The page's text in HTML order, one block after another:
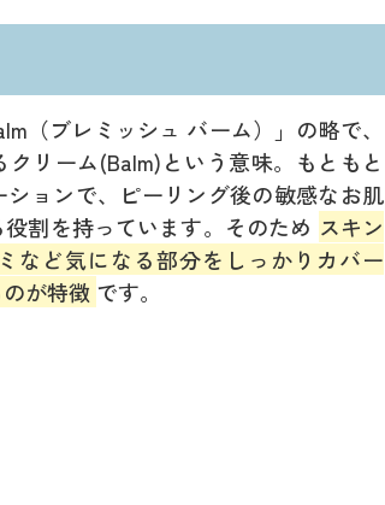
（ブレミッシュ バーム）」の略で、
リーム(Balm)という意味。もともと
ションで、ピーリング後の敏感なお肌
割を持っています。そのため スキン
など気になる部分をしっかりカバー
が特徴 です。